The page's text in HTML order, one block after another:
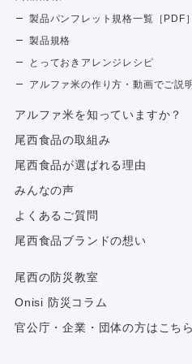
製品パンフレット規格一覧［PDF］
製品規格
とっておきアレンジレシピ
アルファ米の作り方・動画でご説
アルファ⽶を知っていますか？
尾西食品の取組み
尾西食品が選ばれる理由
みんなの声
よくあるご質問
尾西食品ブランドの想い
尾西の防災教室
Onisi 防災コラム
官公庁・企業・団体の方はこちら